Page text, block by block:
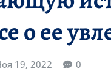
о ее
19, 2022 0